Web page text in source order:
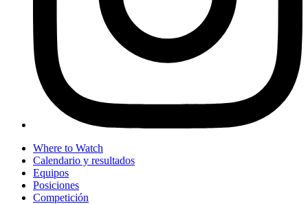
Where to Watch
Calendario y resultados
Equipos
Posiciones
Competición